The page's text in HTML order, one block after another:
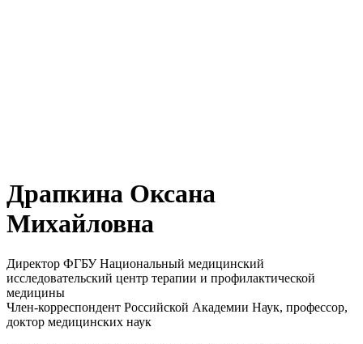
Драпкина Оксана
Михайловна
Директор ФГБУ Национальный медицинский
исследовательский центр терапии и профилактической
медицины
Член-корреспондент Российской Академии Наук, профессор,
доктор медицинских наук